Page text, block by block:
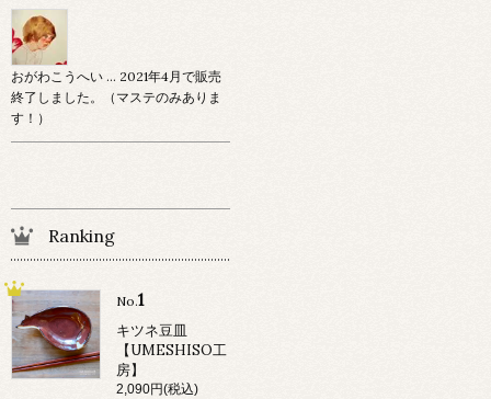
おがわこうへい … 2021年4月で販売
終了しました。（マステのみありま
す！）
Ranking
No.1
キツネ豆皿
【UMESHISO工
房】
2,090円(税込)